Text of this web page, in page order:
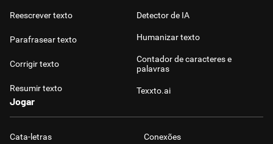
Reescrever texto
Parafrasear texto
Corrigir texto
Resumir texto
Detector de IA
Humanizar texto
Contador de caracteres e
palavras
Texxto.ai
Jogar
Cata-letras Conexões